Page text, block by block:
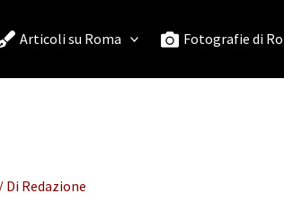
Articoli su Roma Fotografie di
/ Di Redazione